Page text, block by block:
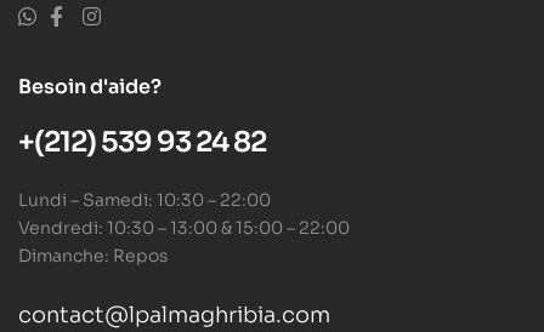
Besoin d'aide?
+(212) 539 93 24 82
Lundi – Samedi: 10:30 – 22:00
Vendredi: 10:30 – 13:00 & 15:00 – 22:00
Dimanche: Repos
contact@lpalmaghribia.com